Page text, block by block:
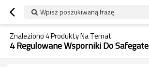
Wpisz poszukiwaną frazę
Znaleziono 4Produkty Na Temat
4 Regulowane Wsporniki Do Safegate